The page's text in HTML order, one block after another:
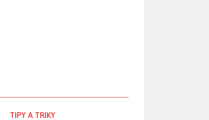
TIPY A TRIKY